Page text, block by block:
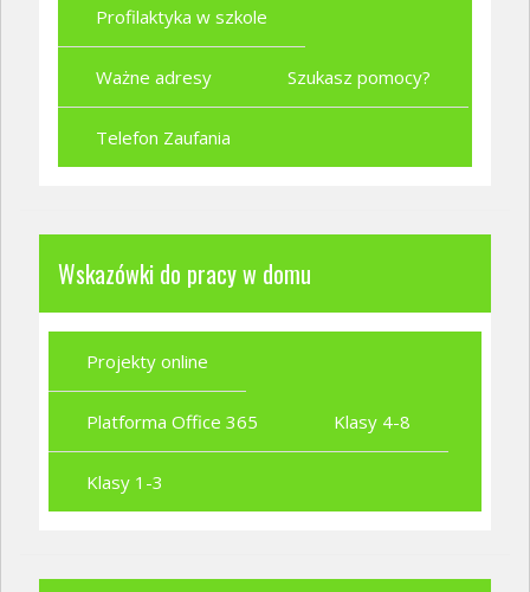
Profilaktyka w szkole
Ważne adresy Szukasz pomocy?
Telefon Zaufania
Wskazówki do pracy w domu
Projekty online
Platforma Office 365 Klasy 4-8
Klasy 1-3